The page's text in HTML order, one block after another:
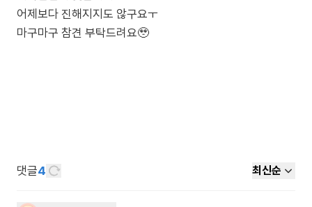
어제보다 진해지지도 않구요ㅜ
마구마구 참견 부탁드려요🥹
댓글4 최신순